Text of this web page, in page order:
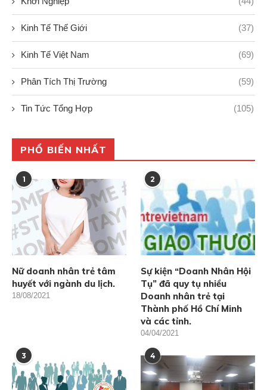
Kinh Tế Thế Giới (37)
Kinh Tế Việt Nam (69)
Phân Tích Thị Trường (59)
Tin Tức Tổng Hợp (105)
PHỔ BIẾN NHẤT
1
Nữ doanh nhân trẻ tâm
huyết với ngành du lịch.
18/08/2021
2
Sự kiện “Doanh Nhân Hội
Tụ” đã quy tụ nhiều
Doanh nhân trẻ tại
Thành phố Hồ Chí Minh
và các tỉnh.
04/04/2021
3 4